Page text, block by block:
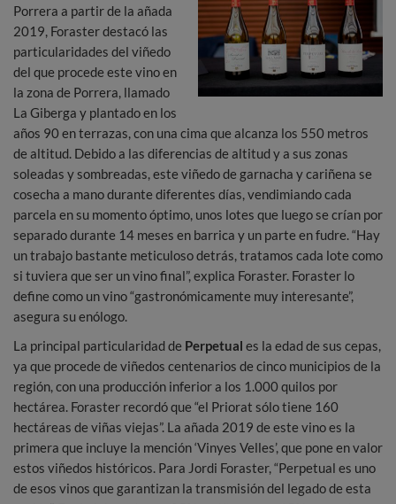
Porrera a partir de la añada
2019, Foraster destacó las
particularidades del viñedo
del que procede este vino en
la zona de Porrera, llamado
La Giberga y plantado en los
años 90 en terrazas, con una cima que alcanza los 550 metros
de altitud. Debido a las diferencias de altitud y a sus zonas
soleadas y sombreadas, este viñedo de garnacha y cariñena se
cosecha a mano durante diferentes días, vendimiando cada
parcela en su momento óptimo, unos lotes que luego se crían por
separado durante 14 meses en barrica y un parte en fudre. “Hay
un trabajo bastante meticuloso detrás, tratamos cada lote como
si tuviera que ser un vino final”, explica Foraster. Foraster lo
define como un vino “gastronómicamente muy interesante”,
asegura su enólogo.
La principal particularidad de Perpetual es la edad de sus cepas,
ya que procede de viñedos centenarios de cinco municipios de la
región, con una producción inferior a los 1.000 quilos por
hectárea. Foraster recordó que “el Priorat sólo tiene 160
hectáreas de viñas viejas”. La añada 2019 de este vino es la
primera que incluye la mención ‘Vinyes Velles’, que pone en valor
estos viñedos históricos. Para Jordi Foraster, “Perpetual es uno
de esos vinos que garantizan la transmisión del legado de esta